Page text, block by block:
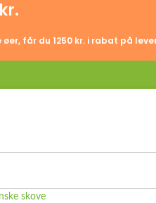
får du 1250 kr. i rabat på